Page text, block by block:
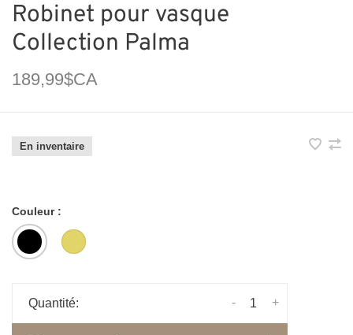
Robinet pour vasque
Collection Palma
189,99$CA
En inventaire
Couleur :
Quantité: +
-